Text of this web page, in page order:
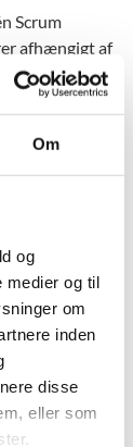
Om
og
medier og til
om
inden
disse
eller som
Scrum
afhængigt af
vil
områder,
spænd
mulig
og
har mange
tager
andre agile
og